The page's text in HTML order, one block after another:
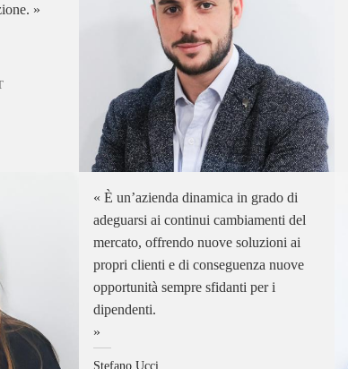
È un’azienda dinamica in grado di
adeguarsi ai continui cambiamenti del
mercato, offrendo nuove soluzioni ai
propri clienti e di conseguenza nuove
opportunità sempre sfidanti per i
dipendenti.
Stefano Ucci